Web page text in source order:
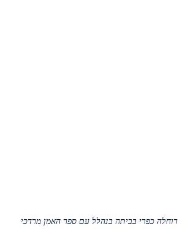
רוחלה כפרי בביתה בנהלל עם ספר האמן מרדכי